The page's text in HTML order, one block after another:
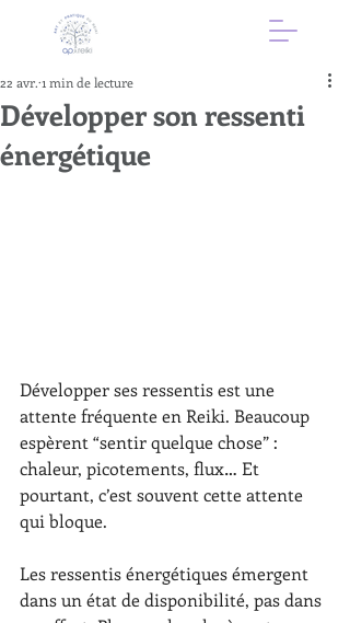
Développer son ressenti
énergétique
22 avr. 1 min de lecture
Développer ses ressentis est une
attente fréquente en Reiki. Beaucoup
espèrent “sentir quelque chose” :
chaleur, picotements, flux… Et
pourtant, c’est souvent cette attente
qui bloque.
Les ressentis énergétiques émergent
dans un état de disponibilité, pas dans